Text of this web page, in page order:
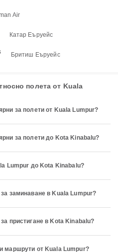
Air
Катар Еъруейс
Бритиш Еъруейс
полета от Kuala
за полети от Kuala Lumpur?
за полети до Kota Kinabalu?
Lumpur до Kota Kinabalu?
заминаване в Kuala Lumpur?
пристигане в Kota Kinabalu?
маршрути от Kuala Lumpur?